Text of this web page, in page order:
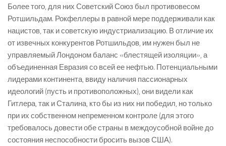
Более того, для них Советский Союз был противовесом
Ротшильдам. Рокфеллеры в равной мере поддерживали как
нацистов, так и советскую индустриализацию. В отличие их
от извечных конкурентов Ротшильдов, им нужен был не
управляемый Лондоном баланс «блестящей изоляции», а
объединенная Евразия со всей ее нефтью. Потенциальными
лидерами континента, ввиду наличия пассионарных
идеологий (пусть и противоположных), они видели как
Гитлера, так и Сталина, кто бы из них ни победил, но только
при их собственном непременном контроле (для этого
требовалось довести обе страны в междоусобной войне до
состояния неспособности бросить вызов США).